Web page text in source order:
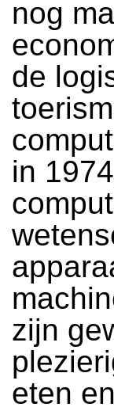
nog
de
in
zijn
eten